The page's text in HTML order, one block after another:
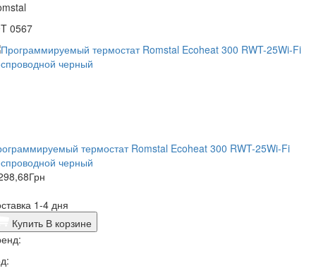
0567
термостат Romstal Ecoheat 300 RWT-25Wi-Fi
черный
Грн
1-4 дня
Купить В корзине